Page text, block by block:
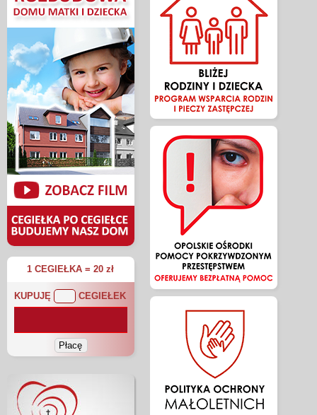
1 CEGIEŁKA = 20 zł
KUPUJĘ CEGIEŁEK